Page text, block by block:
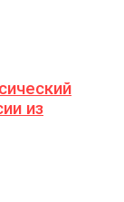
из